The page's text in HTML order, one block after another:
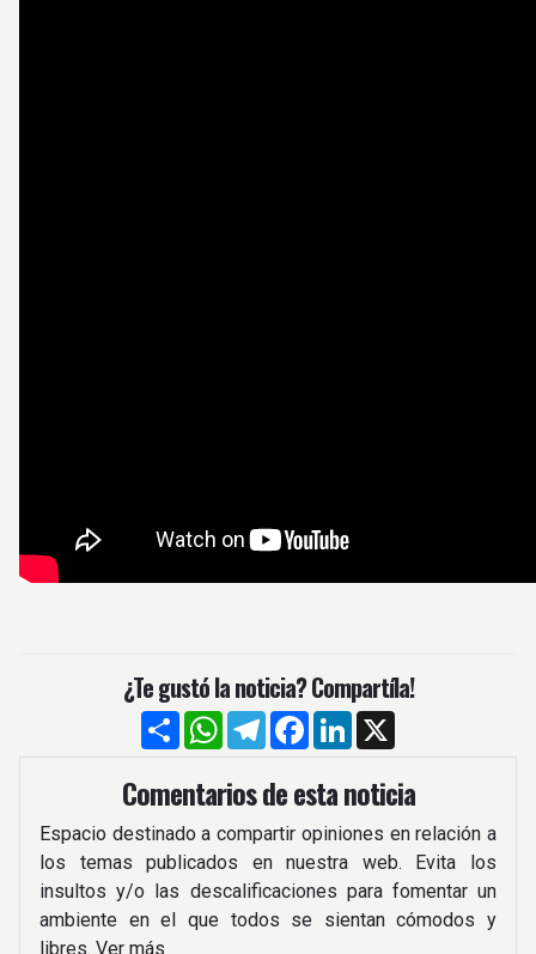
¿Te gustó la noticia? Compartíla!
CompartirWhatsApp
TelegramFacebook
LinkedIn
Comentarios de esta noticia
Espacio destinado a compartir opiniones en relación a
los temas publicados en nuestra web. Evita los
insultos y/o las descalificaciones para fomentar un
ambiente en el que todos se sientan cómodos y
libres. Ver más